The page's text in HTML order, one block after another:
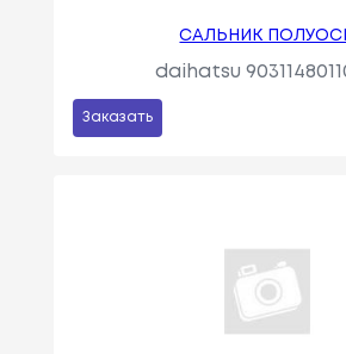
САЛЬНИК
daihatsu
Заказать